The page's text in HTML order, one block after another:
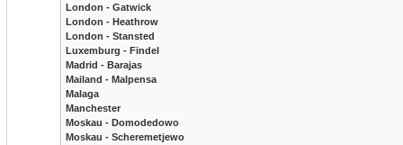
London - Gatwick
London - Heathrow
London - Stansted
Luxemburg - Findel
Madrid - Barajas
Mailand - Malpensa
Malaga
Manchester
Moskau - Domodedowo
Moskau - Scheremetjewo